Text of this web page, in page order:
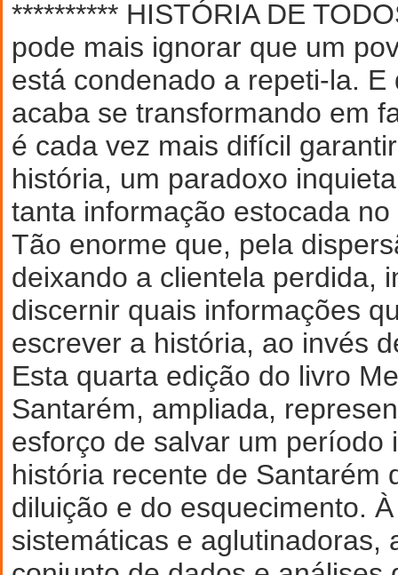
********** HISTÓRIA DE
pode mais ignorar que um
está́ condenado a repeti-la. E
acaba se transformando em
é cada vez mais difícil
história, um paradoxo
tanta informação estocada
Tão enorme que, pela
deixando a clientela perdida,
discernir quais informações
escrever a história, ao invés
Esta quarta edição do livro
Santarém, ampliada,
esforço de salvar um período
história recente de Santarém
diluição e do esquecimento.
sistemáticas e aglutinadoras,